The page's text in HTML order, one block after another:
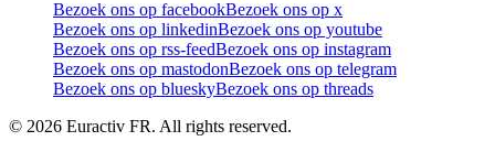
Bezoek ons op facebookBezoek ons op x
Bezoek ons op linkedinBezoek ons op youtube
Bezoek ons op rss-feedBezoek ons op instagram
Bezoek ons op mastodonBezoek ons op telegram
Bezoek ons op blueskyBezoek ons op threads
© 2026 Euractiv FR. All rights reserved.